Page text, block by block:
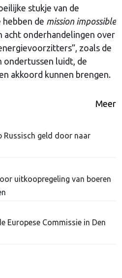
stukje van de
hebben de mission impossible
acht onderhandelingen over
zoals de
ondertussen luidt, de
akkoord kunnen brengen.
Meer
Russisch geld door naar
uitkoopregeling van boeren
Europese Commissie in Den